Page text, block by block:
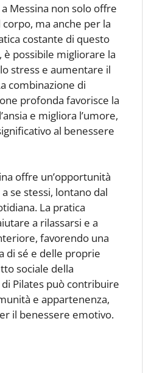
Messina non solo offre
ma anche per la
costante di questo
possibile migliorare la
stress e aumentare il
combinazione di
profonda favorisce la
e migliora l’umore,
al benessere
offre un’opportunità
se stessi, lontano dal
La pratica
a rilassarsi e a
favorendo una
di sé e delle proprie
sociale della
Pilates può contribuire
e appartenenza,
il benessere emotivo.